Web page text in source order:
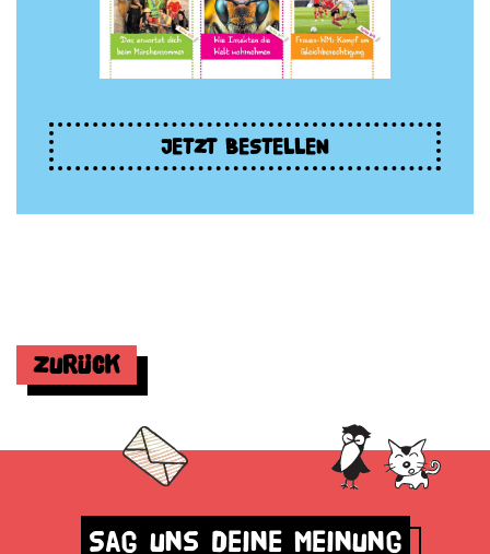
JETZT BESTELLEN
Zurück
Sag uns deine Meinung